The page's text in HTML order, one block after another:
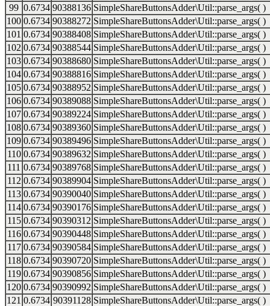
99 0.6734 90388136 SimpleShareButtonsAdder\Util::parse_args( )
100 0.6734 90388272 SimpleShareButtonsAdder\Util::parse_args( )
101 0.6734 90388408 SimpleShareButtonsAdder\Util::parse_args( )
102 0.6734 90388544 SimpleShareButtonsAdder\Util::parse_args( )
103 0.6734 90388680 SimpleShareButtonsAdder\Util::parse_args( )
104 0.6734 90388816 SimpleShareButtonsAdder\Util::parse_args( )
105 0.6734 90388952 SimpleShareButtonsAdder\Util::parse_args( )
106 0.6734 90389088 SimpleShareButtonsAdder\Util::parse_args( )
107 0.6734 90389224 SimpleShareButtonsAdder\Util::parse_args( )
108 0.6734 90389360 SimpleShareButtonsAdder\Util::parse_args( )
109 0.6734 90389496 SimpleShareButtonsAdder\Util::parse_args( )
110 0.6734 90389632 SimpleShareButtonsAdder\Util::parse_args( )
111 0.6734 90389768 SimpleShareButtonsAdder\Util::parse_args( )
112 0.6734 90389904 SimpleShareButtonsAdder\Util::parse_args( )
113 0.6734 90390040 SimpleShareButtonsAdder\Util::parse_args( )
114 0.6734 90390176 SimpleShareButtonsAdder\Util::parse_args( )
115 0.6734 90390312 SimpleShareButtonsAdder\Util::parse_args( )
116 0.6734 90390448 SimpleShareButtonsAdder\Util::parse_args( )
117 0.6734 90390584 SimpleShareButtonsAdder\Util::parse_args( )
118 0.6734 90390720 SimpleShareButtonsAdder\Util::parse_args( )
119 0.6734 90390856 SimpleShareButtonsAdder\Util::parse_args( )
120 0.6734 90390992 SimpleShareButtonsAdder\Util::parse_args( )
121 0.6734 90391128 SimpleShareButtonsAdder\Util::parse_args( )